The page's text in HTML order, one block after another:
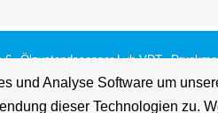
und Analyse Software um
dieser Technologien zu.
6 Ölzustandssensor Lub-VDT
Inline Viskosimeter